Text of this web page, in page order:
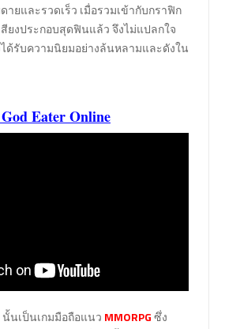
ายและรวดเร็ว เมื่อรวมเข้ากับกราฟิก
ยงประกอบสุดฟินแล้ว จึงไม่แปลกใจ
ได้รับความนิยมอย่างล้นหลามและดังใน
Eater Online
นั้นเป็นเกมมือถือแนว MMORPGซึ่ง